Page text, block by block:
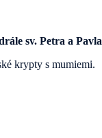
sv. Petra a Pavla
krypty s mumiemi.